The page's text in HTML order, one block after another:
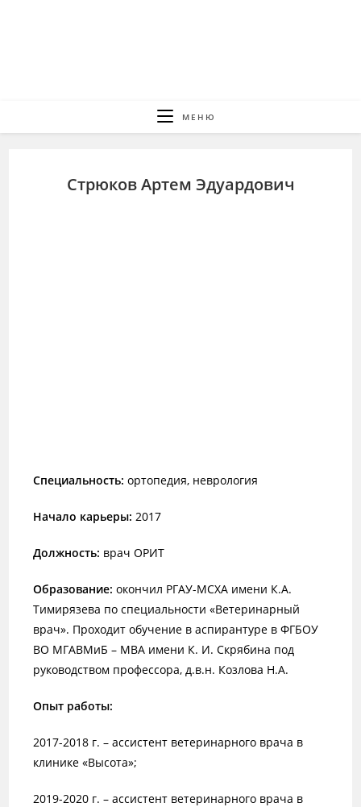
МЕНЮ
Стрюков Артем Эдуардович
Специальность: ортопедия, неврология
Начало карьеры: 2017
Должность: врач ОРИТ
Образование: окончил РГАУ-МСХА имени К.А.
Тимирязева по специальности «Ветеринарный
врач». Проходит обучение в аспирантуре в ФГБОУ
ВО МГАВМиБ – МВА имени К. И. Скрябина под
руководством профессора, д.в.н. Козлова Н.А.
Опыт работы:
2017-2018 г. – ассистент ветеринарного врача в
клинике «Высота»;
2019-2020 г. – ассистент ветеринарного врача в